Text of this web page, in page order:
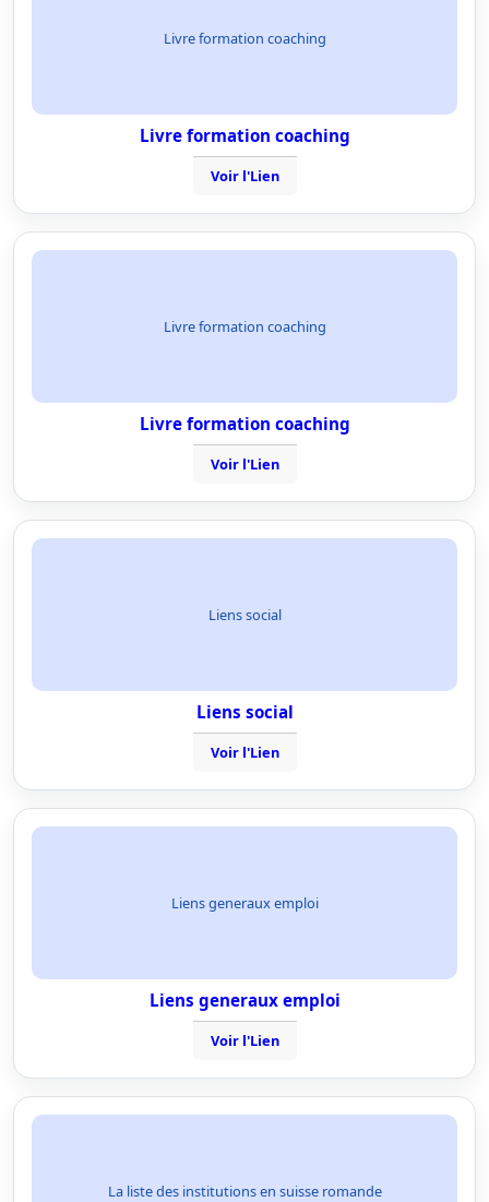
Livre formation coaching
Livre formation coaching
Voir l'Lien
Livre formation coaching
Livre formation coaching
Voir l'Lien
Liens social
Liens social
Voir l'Lien
Liens generaux emploi
Liens generaux emploi
Voir l'Lien
La liste des institutions en suisse romande